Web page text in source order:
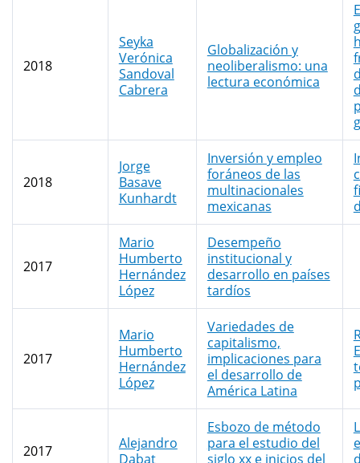
2018
Seyka
Verónica
Sandoval
Cabrera
Globalización y
neoliberalismo: una
lectura económica
2018
Jorge
Basave
Kunhardt
Inversión y empleo
foráneos de las
multinacionales
mexicanas
2017
Mario
Humberto
Hernández
López
Desempeño
institucional y
desarrollo en países
tardíos
2017
Mario
Humberto
Hernández
López
Variedades de
capitalismo,
implicaciones para
el desarrollo de
América Latina
2017
Alejandro
Dabat
Esbozo de método
para el estudio del
siglo xx e inicios del